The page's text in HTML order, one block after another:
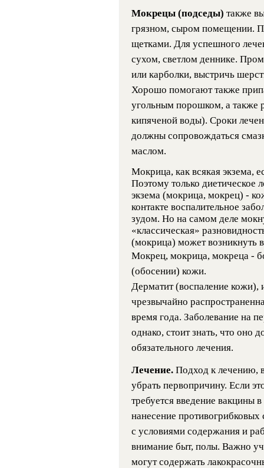
Мокрецы (подседы) также
грязном, сыром помещении.
щетками. Для успешного
сухом, светлом деннике.
или карболки, выстричь
Хорошо помогают также
угольным порошком, а также
кипяченой воды). Сроки
должны сопровождаться
маслом.
Мокрица, как всякая экзема,
Поэтому только
экзема (мокрица, мокрец) -
контакте воспалительное
зудом. Но на самом деле
«классическая»
(мокрица) может возникнуть
Мокрец, мокрица, мокреца -
(обосении) кожи.
Дерматит (воспаление кожи),
чрезвычайно
время года. Заболевание на
однако, стоит знать, что оно
обязательного лечения.
Лечение. Подход к лечению,
убрать первопричину. Если
требуется введение вакцины
нанесение
с условиями содержания и
внимание быт, полы. Важно
могут содержать